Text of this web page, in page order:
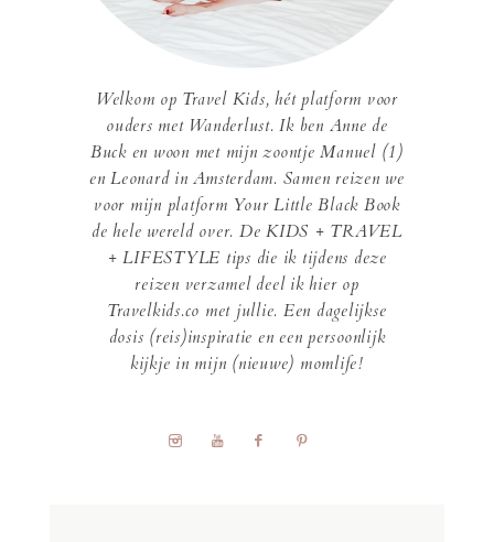
Welkom op Travel Kids, hét platform voor
ouders met Wanderlust. Ik ben Anne de
Buck en woon met mijn zoontje Manuel (1)
en Leonard in Amsterdam. Samen reizen we
voor mijn platform Your Little Black Book
de hele wereld over. De KIDS + TRAVEL
+ LIFESTYLE tips die ik tijdens deze
reizen verzamel deel ik hier op
Travelkids.co met jullie. Een dagelijkse
dosis (reis)inspiratie en een persoonlijk
kijkje in mijn (nieuwe) momlife!